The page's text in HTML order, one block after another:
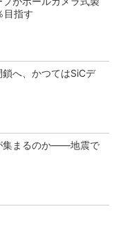
指す
へ、かつてはSiCデ
集まるのか――地震で